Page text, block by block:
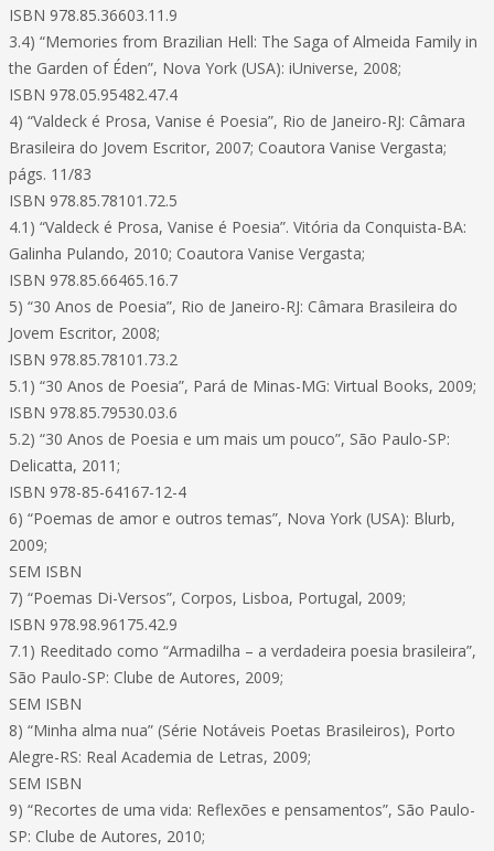
ISBN 978.85.36603.11.9
3.4) “Memories from Brazilian Hell: The Saga of Almeida Family in
the Garden of Éden”, Nova York (USA): iUniverse, 2008;
ISBN 978.05.95482.47.4
4) “Valdeck é Prosa, Vanise é Poesia”, Rio de Janeiro-RJ: Câmara
Brasileira do Jovem Escritor, 2007; Coautora Vanise Vergasta;
págs. 11/83
ISBN 978.85.78101.72.5
4.1) “Valdeck é Prosa, Vanise é Poesia”. Vitória da Conquista-BA:
Galinha Pulando, 2010; Coautora Vanise Vergasta;
ISBN 978.85.66465.16.7
5) “30 Anos de Poesia”, Rio de Janeiro-RJ: Câmara Brasileira do
Jovem Escritor, 2008;
ISBN 978.85.78101.73.2
5.1) “30 Anos de Poesia”, Pará de Minas-MG: Virtual Books, 2009;
ISBN 978.85.79530.03.6
5.2) “30 Anos de Poesia e um mais um pouco”, São Paulo-SP:
Delicatta, 2011;
ISBN 978-85-64167-12-4
6) “Poemas de amor e outros temas”, Nova York (USA): Blurb,
2009;
SEM ISBN
7) “Poemas Di-Versos”, Corpos, Lisboa, Portugal, 2009;
ISBN 978.98.96175.42.9
7.1) Reeditado como “Armadilha – a verdadeira poesia brasileira”,
São Paulo-SP: Clube de Autores, 2009;
SEM ISBN
8) “Minha alma nua” (Série Notáveis Poetas Brasileiros), Porto
Alegre-RS: Real Academia de Letras, 2009;
SEM ISBN
9) “Recortes de uma vida: Reflexões e pensamentos”, São Paulo-
SP: Clube de Autores, 2010;